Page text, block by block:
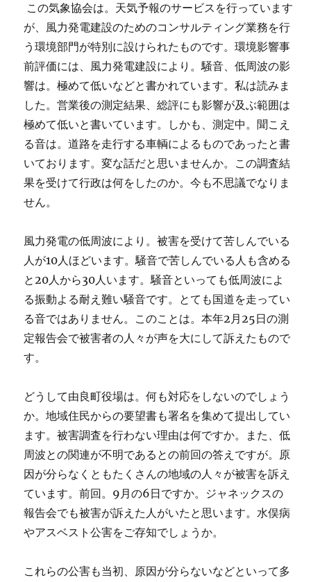
この気象協会は。天気予報のサービスを行っています
が、風力発電建設のためのコンサルティング業務を行
う環境部門が特別に設けられたものです。環境影響事
前評価には、風力発電建設により。騒音、低周波の影
響は。極めて低いなどと書かれています。私は読みま
した。営業後の測定結果、総評にも影響が及ぶ範囲は
極めて低いと書いています。しかも、測定中。聞こえ
る音は。道路を走行する車輌によるものであったと書
いております。変な話だと思いませんか。この調査結
果を受けて行政は何をしたのか。今も不思議でなりま
せん。
風力発電の低周波により。被害を受けて苦しんでいる
人が10人ほどいます。騒音で苦しんでいる人も含める
と20人から30人います。騒音といっても低周波によ
る振動よる耐え難い騒音です。とても国道を走ってい
る音ではありません。このことは。本年2月25日の測
定報告会で被害者の人々が声を大にして訴えたもので
す。
どうして由良町役場は。何も対応をしないのでしょう
か。地域住民からの要望書も署名を集めて提出してい
ます。被害調査を行わない理由は何ですか。また、低
周波との関連が不明であるとの前回の答えですが。原
因が分らなくともたくさんの地域の人々が被害を訴え
ています。前回。9月の6日ですか。ジャネックスの
報告会でも被害が訴えた人がいたと思います。水俣病
やアスベスト公害をご存知でしょうか。
これらの公害も当初、原因が分らないなどといって多